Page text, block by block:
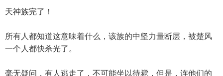
天神族完了！
所有人都知道这意味着什么，该族的中坚力量断层，被楚风
一个人都快杀光了。
毫无疑问，有人逃走了，不可能坐以待毙，但是，连他们的